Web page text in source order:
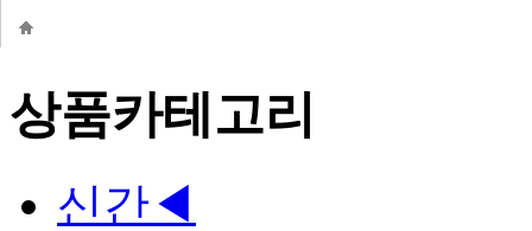
상품카테고리
신간◀